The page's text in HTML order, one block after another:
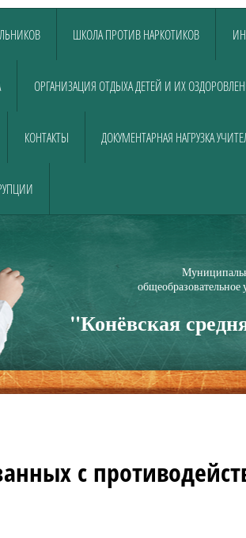
ШКОЛА ПРОТИВ НАРКОТИКОВ
ОРГАНИЗАЦИЯ ОТДЫХА ДЕТЕЙ И ИХ
КОНТАКТЫ ДОКУМЕНТАРНАЯ НАГРУЗКА
"Конёвская
с